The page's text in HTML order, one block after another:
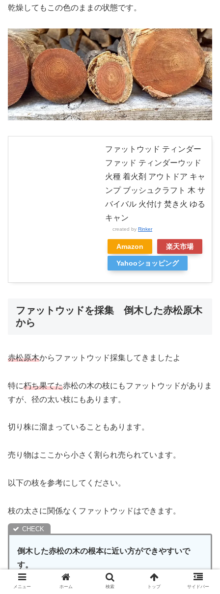
乾燥してもこの色のままの状態です。
ファットウッド ティンダー
ファッド ティンダーウッド
火種 着火剤 アウトドア キャ
ンプ ブッシュクラフト 木 サ
バイバル 火付け 焚き火 ゆる
キャン
created by Rinker
Amazon 楽天市場
Yahooショッピング
ファットウッドを採集 倒木した赤松原木
から
赤松原木からファットウッド採集してきましたよ
特に朽ち果てた赤松の木の枝にもファットウッドがありま
すが、径の太い枝にもあります。
切り株に溜まっていることもあります。
売り物はここから小さく割られ売られています。
以下の枝を参考にしてください。
枝の太さに関係なくファットウッドはできます。
倒木した赤松の木の根本に近い方ができやすいで
す。
メニュー ホーム 検索 トップ サイドバー